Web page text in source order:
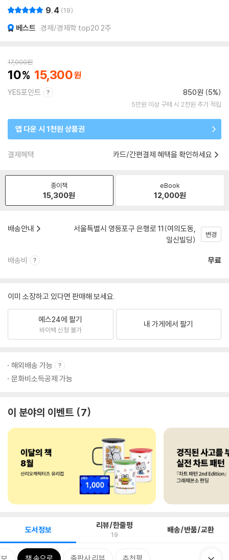
9.4 19
베스트 경제/경제학 top20 2주
17,000원
10 15,300
YES포인트 850원 (5%)
5만원 이상 구매 시 2천원 추가 적립
앱 다운 시 1천원 상품권
결제혜택 카드/간편결제 혜택을 확인하세요
종이책
15,300원
eBook
12,000원
배송안내
서울특별시 영등포구 은행로 11(여의도동,
일신빌딩)
변경
배송비 무료
이미 소장하고 있다면 판매해 보세요.
예스24에 팔기
바이백 신청 불가
내 가게에서 팔기
해외배송 가능
문화비소득공제 가능
이 분야의 이벤트 7
도서정보 리뷰/한줄평
19 배송/반품/교환